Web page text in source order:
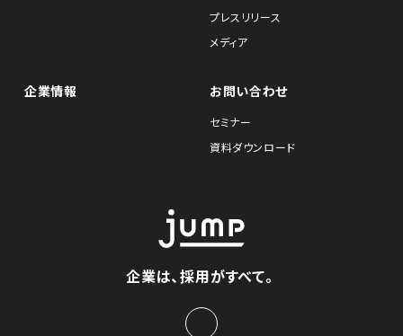
プレスリリース
メディア
企業情報 お問い合わせ
セミナー
資料ダウンロード
企業は、採用がすべて。